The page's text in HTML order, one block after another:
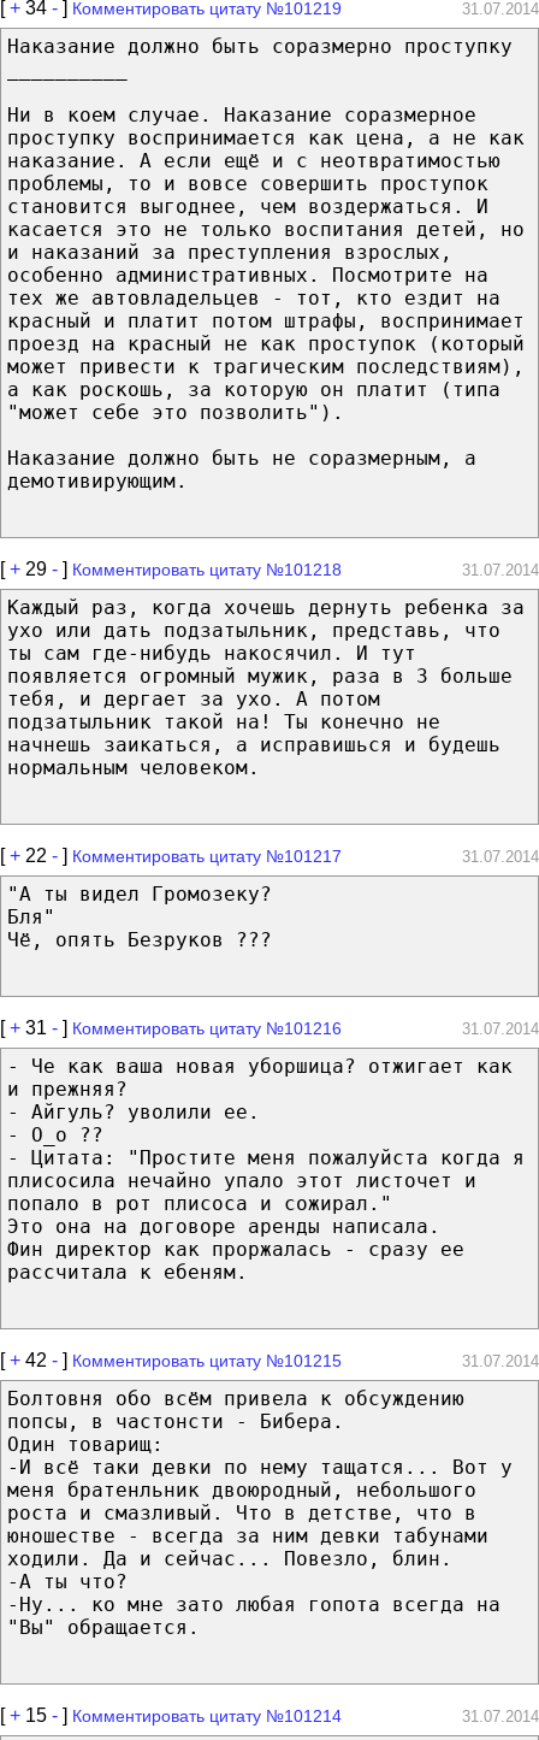
[+ 34 - ] Комментировать цитату №101219 31.07.2014
Наказание должно быть соразмерно проступку
Ни в коем случае. Наказание соразмерное
проступку воспринимается как цена, а не как
наказание. А если ещё и с неотвратимостью
проблемы, то и вовсе совершить проступок
становится выгоднее, чем воздержаться. И
касается это не только воспитания детей, но
и наказаний за преступления взрослых,
особенно административных. Посмотрите на
тех же автовладельцев - тот, кто ездит на
красный и платит потом штрафы, воспринимает
проезд на красный не как проступок (который
может привести к трагическим последствиям),
а как роскошь, за которую он платит (типа
"может себе это позволить").
Наказание должно быть не соразмерным, а
демотивирующим.
[+ 29 - ] Комментировать цитату №101218 31.07.2014
Каждый раз, когда хочешь дернуть ребенка за
ухо или дать подзатыльник, представь, что
ты сам где-нибудь накосячил. И тут
появляется огромный мужик, раза в 3 больше
тебя, и дергает за ухо. А потом
подзатыльник такой на! Ты конечно не
начнешь заикаться, а исправишься и будешь
нормальным человеком.
[+ 22 - ] Комментировать цитату №101217 31.07.2014
"А ты видел Громозеку?
Бля"
Чё, опять Безруков ???
[+ 31 - ] Комментировать цитату №101216 31.07.2014
- Че как ваша новая уборшица? отжигает как
и прежняя?
- Айгуль? уволили ее.
- О_о ??
- Цитата: "Простите меня пожалуйста когда я
плисосила нечайно упало этот листочет и
попало в рот плисоса и сожирал."
Это она на договоре аренды написала.
Фин директор как проржалась - сразу ее
рассчитала к ебеням.
[+ 42 - ] Комментировать цитату №101215 31.07.2014
Болтовня обо всём привела к обсуждению
попсы, в частонсти - Бибера.
Один товарищ:
-И всё таки девки по нему тащатся... Вот у
меня братенльник двоюродный, небольшого
роста и смазливый. Что в детстве, что в
юношестве - всегда за ним девки табунами
ходили. Да и сейчас... Повезло, блин.
-А ты что?
-Ну... ко мне зато любая гопота всегда на
"Вы" обращается.
[+ 15 - ] Комментировать цитату №101214 31.07.2014